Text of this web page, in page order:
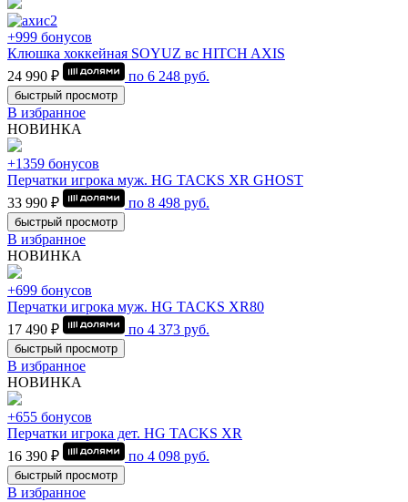
+999 бонусов
Клюшка хоккейная SOYUZ вс HITCH AXIS
24 990 ₽
по 6 248 руб.
быстрый просмотр
В избранное
НОВИНКА
+1359 бонусов
Перчатки игрока муж. HG TACKS XR GHOST
33 990 ₽
по 8 498 руб.
быстрый просмотр
В избранное
НОВИНКА
+699 бонусов
Перчатки игрока муж. HG TACKS XR80
17 490 ₽
по 4 373 руб.
быстрый просмотр
В избранное
НОВИНКА
+655 бонусов
Перчатки игрока дет. HG TACKS XR
16 390 ₽
по 4 098 руб.
быстрый просмотр
В избранное